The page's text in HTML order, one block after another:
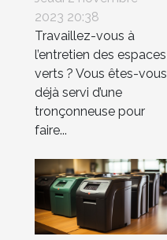
2023 20:38
Travaillez-vous à
l’entretien des espaces
verts ? Vous êtes-vous
déjà servi d’une
tronçonneuse pour
faire...